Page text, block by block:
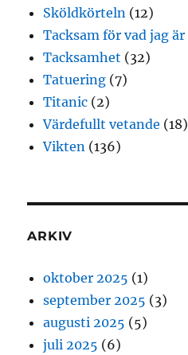
Sköldkörteln (12)
Tacksam för vad jag är
Tacksamhet (32)
Tatuering (7)
Titanic (2)
Värdefullt vetande (18)
Vikten (136)
ARKIV
oktober 2025 (1)
september 2025 (3)
augusti 2025 (5)
juli 2025 (6)